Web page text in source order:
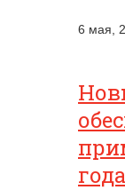
6 мая,
года